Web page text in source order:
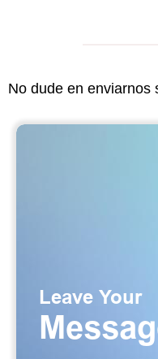
No dude en enviarnos